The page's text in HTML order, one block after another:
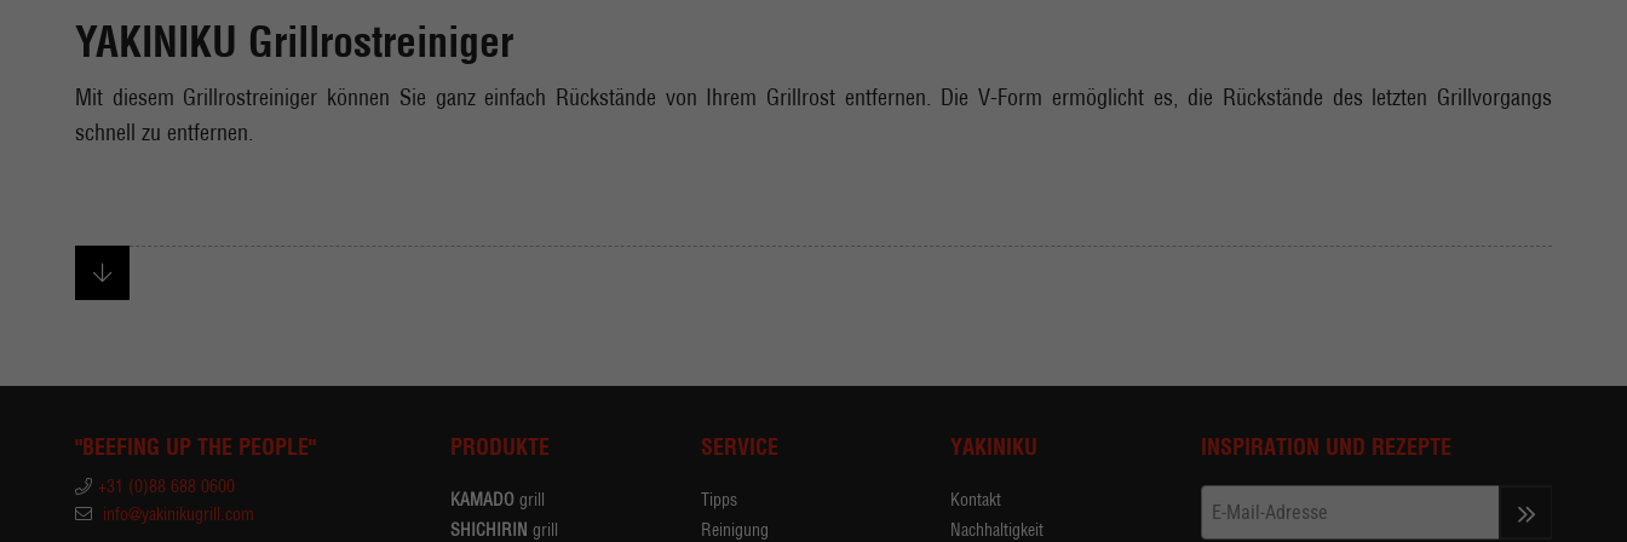
YAKINIKU Grillrostreiniger
Mit diesem Grillrostreiniger können Sie ganz einfach Rückstände von Ihrem Grillrost entfernen. Die V-Form ermöglicht es, die Rückstände des letzten Grillvorgangs
schnell zu entfernen.
"BEEFING UP THE PEOPLE"
+31 (0)88 688 0600
info@yakinikugrill.com
PRODUKTE
KAMADO grill
SHICHIRIN grill
SERVICE
Tipps
Reinigung
YAKINIKU
Kontakt
Nachhaltigkeit
INSPIRATION UND REZEPTE